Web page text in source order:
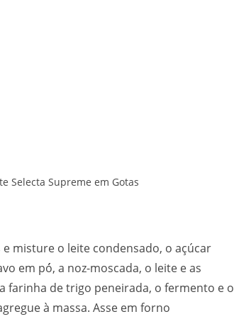
Selecta Supreme em Gotas
misture o leite condensado, o açúcar
em pó́, a noz-moscada, o leite e as
farinha de trigo peneirada, o fermento e o
à massa. Asse em forno